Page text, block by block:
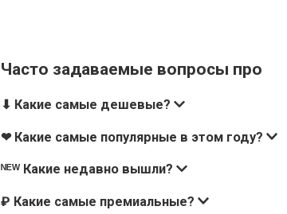
Часто задаваемые вопросы про
⬇ Какие самые дешевые?
❤ Какие самые популярные в этом году?
ᴺᴱᵂ Какие недавно вышли?
₽ Какие самые премиальные?